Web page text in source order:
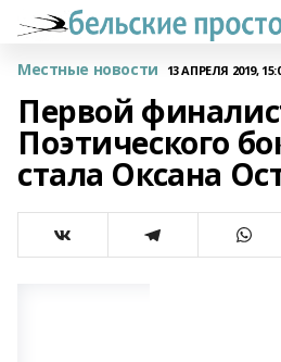
Местные новости 13 АПРЕЛЯ 2019,
Первой
Поэтического
стала Оксана